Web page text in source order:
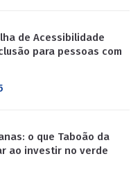
de Acessibilidade
para pessoas com
o que Taboão da
ao investir no verde